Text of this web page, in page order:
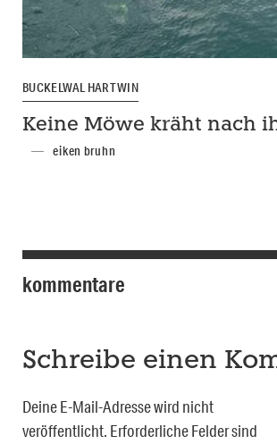
BUCKELWAL HARTWIN
Keine Möwe kräht nach
eiken bruhn
kommentare
Schreibe einen
Deine E-Mail-Adresse wird nicht
veröffentlicht. Erforderliche Felder sind